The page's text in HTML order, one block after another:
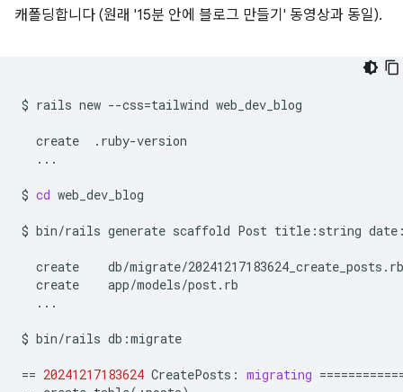
캐폴딩합니다 (원래 '15분 안에 블로그 만들기' 동영상과 동일).
$ rails new --css=tailwind web_dev_blog
create
...
$ cd web_dev_blog
$ bin/rails generate scaffold Post title:string
create
create
...
$ bin/rails db:migrate
== 20241217183624 CreatePosts: migrating